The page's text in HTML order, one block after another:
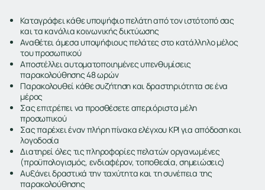
Καταγράφει κάθε υποψήφιο πελάτη από τον ιστότοπό σας
και τα κανάλια κοινωνικής δικτύωσης
Αναθέτει άμεσα υποψήφιους πελάτες στο κατάλληλο μέλος
του προσωπικού
Αποστέλλει αυτοματοποιημένες υπενθυμίσεις
παρακολούθησης 48 ωρών
Παρακολουθεί κάθε συζήτηση και δραστηριότητα σε ένα
μέρος
Σας επιτρέπει να προσθέσετε απεριόριστα μέλη
προσωπικού
Σας παρέχει έναν πλήρη πίνακα ελέγχου KPI για απόδοση και
λογοδοσία
Διατηρεί όλες τις πληροφορίες πελατών οργανωμένες
(προϋπολογισμός, ενδιαφέρον, τοποθεσία, σημειώσεις)
Αυξάνει δραστικά την ταχύτητα και τη συνέπεια της
παρακολούθησης